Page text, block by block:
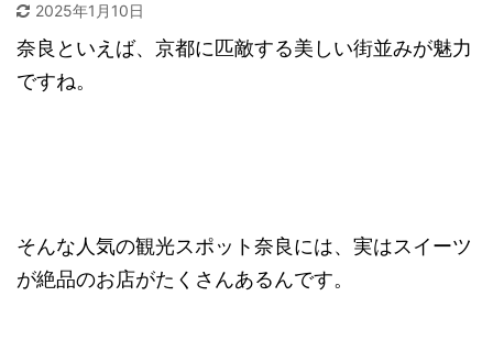
2025年1月10日
奈良といえば、京都に匹敵する美しい街並みが魅力
ですね。
そんな人気の観光スポット奈良には、実はスイーツ
が絶品のお店がたくさんあるんです。